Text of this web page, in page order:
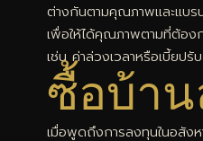
ต่างกันตามคุณภาพและแบร
เพื่อให้ได้คุณภาพตามที่ต้องก
เช่น ค่าล่วงเวลาหรือเบี้ยปรั
ซื้อบ้าน
เมื่อพูดถึงการลงทุนในอสังห